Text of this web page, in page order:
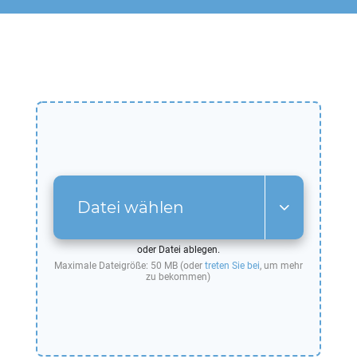
Datei wählen
oder Datei ablegen.
Maximale Dateigröße: 50 MB (oder treten Sie bei, um mehr
zu bekommen)